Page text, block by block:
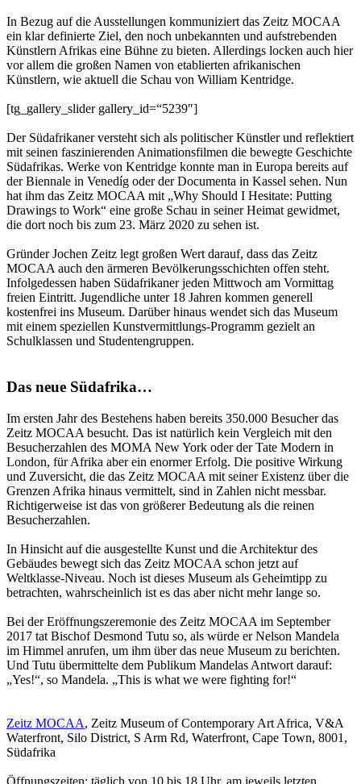
In Bezug auf die Ausstellungen kommuniziert das Zeitz MOCAA
ein klar definierte Ziel, den noch unbekannten und aufstrebenden
Künstlern Afrikas eine Bühne zu bieten. Allerdings locken auch hier
vor allem die großen Namen von etablierten afrikanischen
Künstlern, wie aktuell die Schau von William Kentridge.
[tg_gallery_slider gallery_id=“5239″]
Der Südafrikaner versteht sich als politischer Künstler und reflektiert
mit seinen faszinierenden Animationsfilmen die bewegte Geschichte
Südafrikas. Werke von Kentridge konnte man in Europa bereits auf
der Biennale in Venedíg oder der Documenta in Kassel sehen. Nun
hat ihm das Zeitz MOCAA mit „Why Should I Hesitate: Putting
Drawings to Work“ eine große Schau in seiner Heimat gewidmet,
die dort noch bis zum 23. März 2020 zu sehen ist.
Gründer Jochen Zeitz legt großen Wert darauf, dass das Zeitz
MOCAA auch den ärmeren Bevölkerungsschichten offen steht.
Infolgedessen haben Südafrikaner jeden Mittwoch am Vormittag
freien Eintritt. Jugendliche unter 18 Jahren kommen generell
kostenfrei ins Museum. Darüber hinaus wendet sich das Museum
mit einem speziellen Kunstvermittlungs-Programm gezielt an
Schulklassen und Studentengruppen.
Das neue Südafrika…
Im ersten Jahr des Bestehens haben bereits 350.000 Besucher das
Zeitz MOCAA besucht. Das ist natürlich kein Vergleich mit den
Besucherzahlen des MOMA New York oder der Tate Modern in
London, für Afrika aber ein enormer Erfolg. Die positive Wirkung
und Zuversicht, die das Zeitz MOCAA mit seiner Existenz über die
Grenzen Afrika hinaus vermittelt, sind in Zahlen nicht messbar.
Richtigerweise ist das von größerer Bedeutung als die reinen
Besucherzahlen.
In Hinsicht auf die ausgestellte Kunst und die Architektur des
Gebäudes bewegt sich das Zeitz MOCAA schon jetzt auf
Weltklasse-Niveau. Noch ist dieses Museum als Geheimtipp zu
betrachten, wahrscheinlich ist es das aber nicht mehr lange so.
Bei der Eröffnungszeremonie des Zeitz MOCAA im September
2017 tat Bischof Desmond Tutu so, als würde er Nelson Mandela
im Himmel anrufen, um ihm über das neue Museum zu berichten.
Und Tutu übermittelte dem Publikum Mandelas Antwort darauf:
„Yes!“, so Mandela. „This is what we were fighting for!“
Zeitz MOCAA, Zeitz Museum of Contemporary Art Africa, V&A
Waterfront, Silo District, S Arm Rd, Waterfront, Cape Town, 8001,
Südafrika
Öffnungszeiten: täglich von 10 bis 18 Uhr, am jeweils letzten